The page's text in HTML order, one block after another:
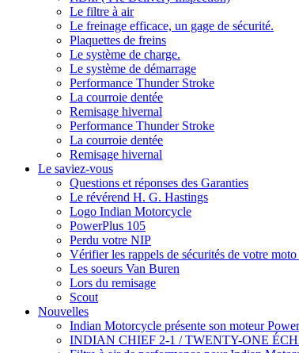
Le filtre à air
Le freinage efficace, un gage de sécurité.
Plaquettes de freins
Le système de charge.
Le système de démarrage
Performance Thunder Stroke
La courroie dentée
Remisage hivernal
Performance Thunder Stroke
La courroie dentée
Remisage hivernal
Le saviez-vous
Questions et réponses des Garanties
Le révérend H. G. Hastings
Logo Indian Motorcycle
PowerPlus 105
Perdu votre NIP
Vérifier les rappels de sécurités de votre
Les soeurs Van Buren
Lors du remisage
Scout
Nouvelles
Indian Motorcycle présente son moteur
INDIAN CHIEF 2-1 / TWENTY-ONE